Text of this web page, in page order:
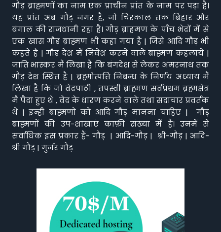
गौड़ ब्राह्मणों का नाम एक प्राचीन प्रांत के नाम पर पड़ा है।
यह प्रांत अब गौड़ नगर है, जो चिरकाल तक बिहार और
बंगाल की राजधानी रहा है। गौड़ ब्राहमण के पाँच भेदों में से
एक खास गौड़ ब्राह्मण भी कहा गया है | जिसे आदि गौड़ भी
कहते हैं | गौड़ देश में निवेश करने वाले ब्राह्मण कहलाये |
जाति भास्कर मैं लिखा है कि बंगदेश से लेकर अमरनाथ तक
गौड़ देश स्थित है | ब्रह्मोत्पत्ति निबन्ध के निर्णय अध्याय मैं
लिखा है कि जो वेदपाठी , तपस्वी ब्राह्मण सर्वप्रथम ब्रह्मक्षेत्र
मैं पैदा हुए थे , वेद के धारण करने वाले तथा सदाचार प्रवर्तक
थे | इन्ही ब्राह्मणो को आदि गौड़ मानना चाहिए | गौड़
ब्राह्मणों की उप-शाखाएं काफ़ी संख्या में हैं। उनमें से
सर्वाधिक इस प्रकार हैं- गौड़ | आदि-गौड़ | श्री-गौड़ | आदि-
श्री गौड़ | गुर्जर गौड़